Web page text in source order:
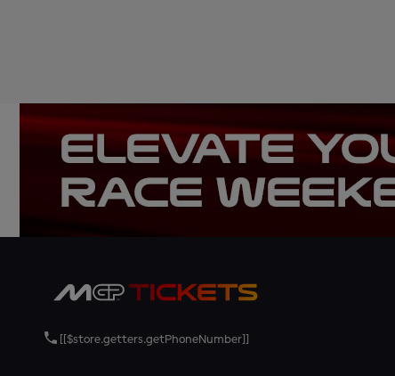
[[$store.getters.getPhoneNumber]]